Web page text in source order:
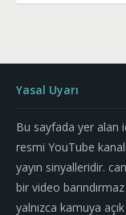
Yasal Uyarı
Bu sayfada yer alan
resmi YouTube
yayın sinyalleridir.
bir video
yalnızca kamuya